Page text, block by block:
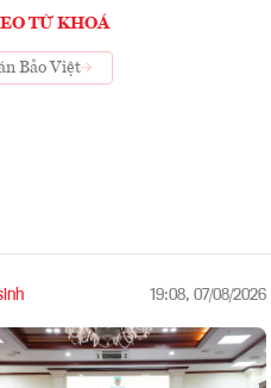
TỪ KHOÁ
Bảo Việt
19:08, 07/08/2026